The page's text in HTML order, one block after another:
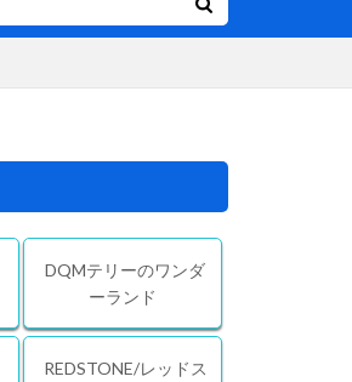
DQMテリーのワンダ
ーランド
REDSTONE/レッドス